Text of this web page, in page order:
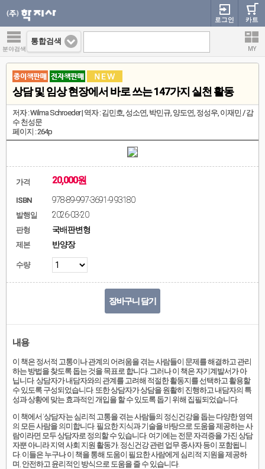
카트
로그인
분야검색 MY
통합검색
상담 및 임상 현장에서 바로 쓰는 147가지 실천 활동
저자 : Wilma Schroeder | 역자 : 김민호, 성소연, 박민규, 양도연, 정성우, 이재민 / 감
수 천성문
페이지 : 264p
가격
ISBN
발행일
판형
제본
수량
20,000원
978-89-997-3691-9 93180
2026-03-20
국배판변형
반양장
장바구니 담기
내용
이 책은 정서적 고통이나 관계의 어려움을 겪는 사람들이 문제를 해결하고 관리
하는 방법을 찾도록 돕는 것을 목표로 합니다. 그러나 이 책은 자기계발서가 아
닙니다. 상담자가 내담자와의 관계를 고려해 적절한 활동지를 선택하고 활용할
수 있도록 구성되었습니다. 또한 상담자가 상담을 원활히 진행하고 내담자의 특
성과 상황에 맞는 효과적인 개입을 할 수 있도록 돕기 위해 집필되었습니다.
이 책에서 ‘상담자’는 심리적 고통을 겪는 사람들의 정신건강을 돕는 다양한 영역
의 모든 사람을 의미합니다. 필요한 지식과 기술을 바탕으로 도움을 제공하는 사
람이라면 모두 상담자로 정의할 수 있습니다. 여기에는 전문 자격증을 가진 상담
자뿐 아니라 지역 사회 지원 활동가, 정신건강 관련 업무 종사자 등이 포함됩니
다. 이들은 누구나 이 책을 통해 도움이 필요한 사람에게 심리적 지원을 제공하
며, 안전하고 윤리적인 방식으로 도움을 줄 수 있습니다.